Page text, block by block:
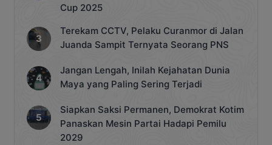
Cup 2025
Terekam CCTV, Pelaku Curanmor di Jalan
Juanda Sampit Ternyata Seorang PNS
Jangan Lengah, Inilah Kejahatan Dunia
Maya yang Paling Sering Terjadi
Siapkan Saksi Permanen, Demokrat Kotim
Panaskan Mesin Partai Hadapi Pemilu
2029